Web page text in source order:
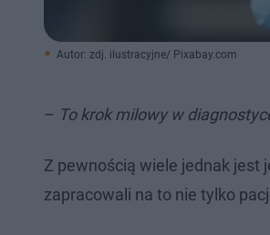
Autor: zdj. ilustracyjne/ Pixabay.com
– To krok milowy w
Z pewnością wiele jednak jest
zapracowali na to nie tylko